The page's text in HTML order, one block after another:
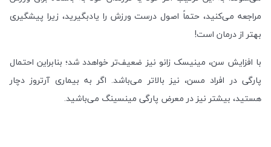
مراجعه می‌کنید، حتماً اصول درست ورزش را یادبگیرید، زیرا پیشگیری
بهتر از درمان است!
با افزایش سن، مینیسک زانو نیز ضعیف‌تر خواهدد شد؛ بنابراین احتمال
پارگی در افراد مسن، نیز بالاتر می‌باشد. اگر به بیماری آرتروز دچار
هستید، بیشتر نیز در معرض پارگی مینسینگ می‌باشید.